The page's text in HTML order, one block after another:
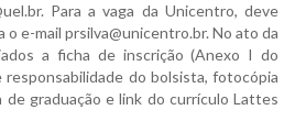
Para a vaga da Unicentro, deve
o e-mail prsilva@unicentro.br. No ato da
a ficha de inscrição (Anexo I do
do bolsista, fotocópia
de graduação e link do currículo Lattes